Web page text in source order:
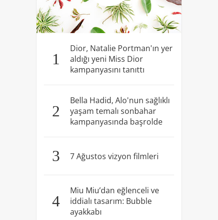
1
Dior, Natalie Portman'ın yer
aldığı yeni Miss Dior
kampanyasını tanıttı
2
Bella Hadid, Alo'nun sağlıklı
yaşam temalı sonbahar
kampanyasında başrolde
3 7 Ağustos vizyon filmleri
4
Miu Miu’dan eğlenceli ve
iddialı tasarım: Bubble
ayakkabı